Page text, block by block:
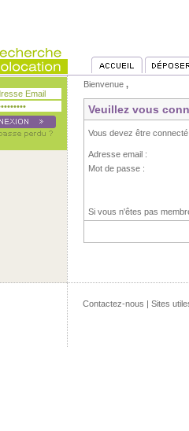
Bienvenue ,
Veuillez vous
Vous devez être
Adresse email :
Mot de passe :
Si vous n'êtes pas
Contactez-nous | Sites